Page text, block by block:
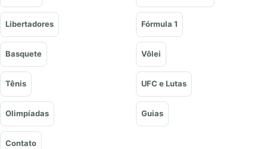
Libertadores Fórmula 1
Basquete Vôlei
Tênis UFC e Lutas
Olimpíadas Guias
Contato